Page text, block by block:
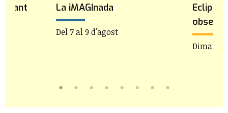
Sant La iMAGInada
Del 7 al 9 d'agost
Dimarts